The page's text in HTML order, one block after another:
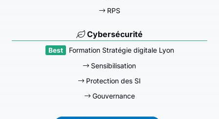
RPS
Cybersécurité
Formation Stratégie digitale Lyon
Sensibilisation
Protection des SI
Gouvernance